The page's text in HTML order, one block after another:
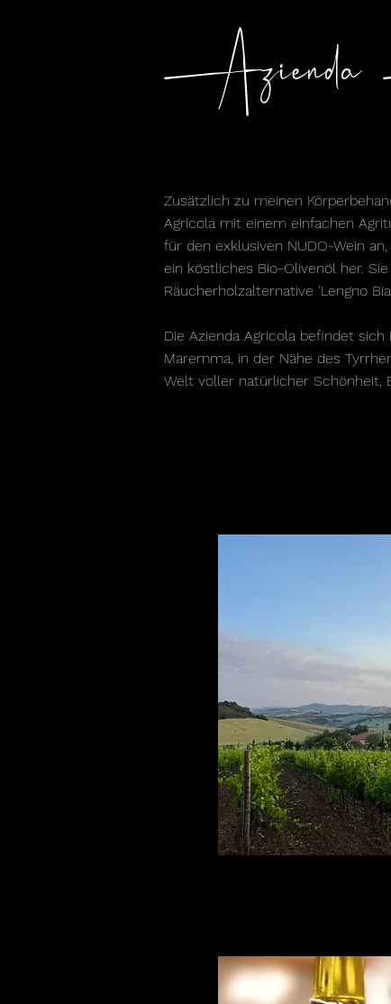
Zusätzlich zu meinen
Agricola mit einem einfachen
für den exklusiven NUDO-Wein
ein köstliches Bio-Olivenöl her.
Räucherholzalternative 'Lengno
Die Azienda Agricola befindet
Maremma, in der Nähe des
Welt voller natürlicher Schönheit,